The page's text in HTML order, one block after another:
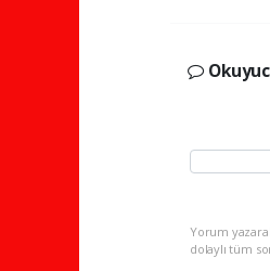
Yorum
dolaylı tüm